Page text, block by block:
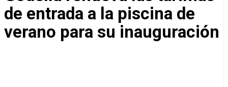
de entrada a la piscina de
verano para su inauguración